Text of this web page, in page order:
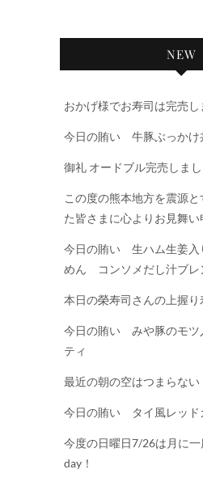
NEW
おかげ様でお寿司は完売し
今日の賄い 牛豚ぶっかけ
御礼 オードブル完売しまし
この度の熊本地方を震源
た皆さまに心よりお見舞
今日の賄い 生ハム生姜入
めん コンソメだし汁ブレ
本日の榮寿司さんの上握り
今日の賄い みや豚のモツ
ティ
最近の朝の空はつまらない
今日の賄い タイ風レッ
今度の日曜日7/26は月に
day！